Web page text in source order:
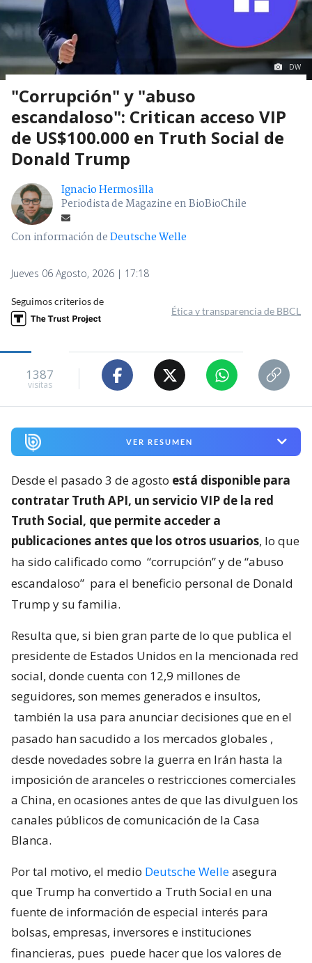
DW
"Corrupción" y "abuso
escandaloso": Critican acceso VIP
de US$100.000 en Truth Social de
Donald Trump
Ignacio Hermosilla
Periodista de Magazine en BioBioChile
Con información deDeutsche Welle
Jueves 06 Agosto, 2026 | 17:18
Seguimos criterios de
Ética y transparencia de BBCL
1387
visitas
VER RESUMEN
Desde el pasado 3 de agosto está disponible para
contratar Truth API, un servicio VIP de la red
Truth Social, que permite acceder a
publicaciones antes que los otros usuarios, lo que
ha sido calificado como “corrupción” y de “abuso
escandaloso” para el beneficio personal de Donald
Trump y su familia.
Resulta que, si bien gran parte de lo que publica el
presidente de Estados Unidos en la mencionada red
social, donde cuenta con 12,9 millones de
seguidores, son memes generados e insultos,
también la usa para anunciar decisiones que en el
pasado han sacudido a los mercados globales ,
desde novedades sobre la guerra en Irán hasta la
imposición de aranceles o restricciones comerciales
a China, en ocasiones antes de que las divulguen los
canales públicos de comunicación de la Casa
Blanca.
Por tal motivo, el medio Deutsche Welleasegura
que Trump ha convertido a Truth Social en una
fuente de información de especial interés para
bolsas, empresas, inversores e instituciones
financieras, pues puede hacer que los valores de